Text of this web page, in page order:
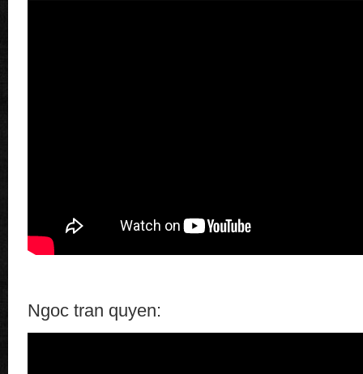
Ngoc tran quyen: